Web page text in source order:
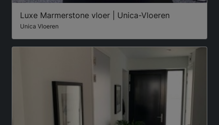
Luxe Marmerstone vloer | Unica-Vloeren
Unica Vloeren